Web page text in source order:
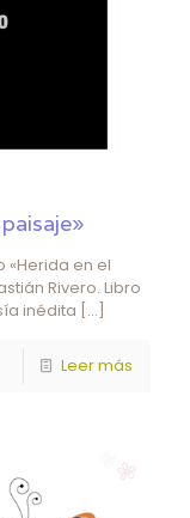
«Herida en el
Rivero. Libro
inédita […]
Leer más